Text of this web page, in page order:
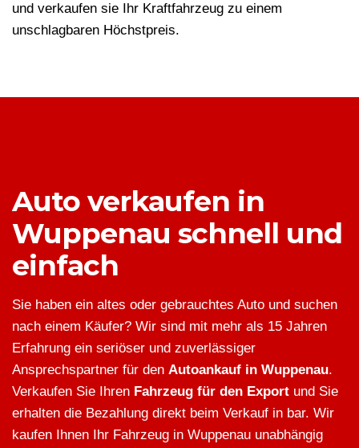
und verkaufen sie Ihr Kraftfahrzeug zu einem
unschlagbaren Höchstpreis.
Auto verkaufen in
Wuppenau schnell und
einfach
Sie haben ein altes oder gebrauchtes Auto und suchen
nach einem Käufer? Wir sind mit mehr als 15 Jahren
Erfahrung ein seriöser und zuverlässiger
Ansprechspartner für den Autoankauf in Wuppenau.
Verkaufen Sie Ihren Fahrzeug für den Export und Sie
erhalten die Bezahlung direkt beim Verkauf in bar. Wir
kaufen Ihnen Ihr Fahrzeug in Wuppenau unabhängig